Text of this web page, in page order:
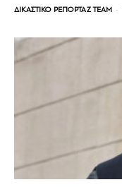
ΔΙΚΑΣΤΙΚΟ ΡΕΠΟΡΤΑΖ TEAM -